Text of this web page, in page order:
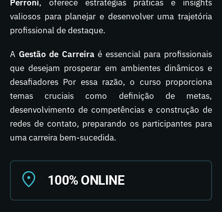
Perroni, oferece estratégias práticas e insights
valiosos para planejar e desenvolver uma trajetória
profissional de destaque.
A Gestão de Carreira é essencial para profissionais
que desejam prosperar em ambientes dinâmicos e
desafiadores Por essa razão, o curso proporciona
temas cruciais como definição de metas,
desenvolvimento de competências e construção de
redes de contato, preparando os participantes para
uma carreira bem-sucedida.
100% ONLINE